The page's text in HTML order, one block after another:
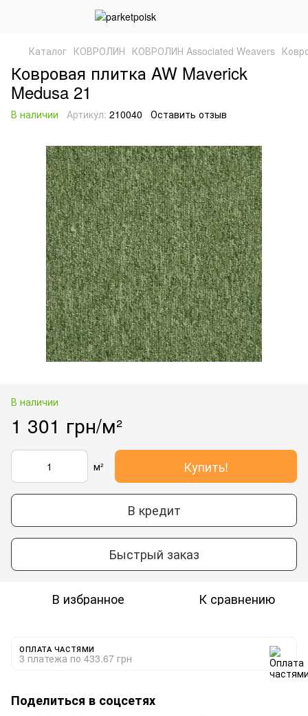
Каталог КОВРОЛИН КОВРОЛИН Associated Weavers
Ковровая плитка AW Maverick
Medusa 21
В наличии Артикул: 210040 Оставить отзыв
В наличии
1 301 грн/м²
м² Купить!
В кредит
Быстрый заказ
В избранное К сравнению
ОПЛАТА ЧАСТЯМИ
3 платежа по 433.67 грн
Поделиться в соцсетях